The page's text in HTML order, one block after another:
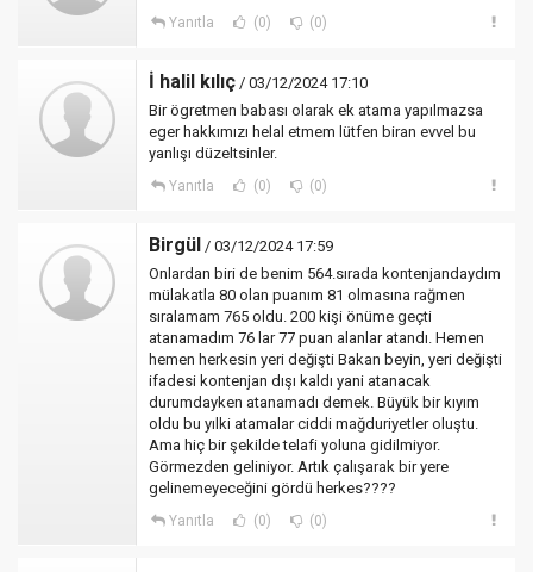
Yanıtla (0) (0)
İ halil kılıç / 03/12/2024 17:10
Bir ögretmen babası olarak ek atama yapılmazsa
eger hakkımızı helal etmem lütfen biran evvel bu
yanlışı düzeltsinler.
Yanıtla (0) (0)
Birgül / 03/12/2024 17:59
Onlardan biri de benim 564.sırada kontenjandaydım
mülakatla 80 olan puanım 81 olmasına rağmen
sıralamam 765 oldu. 200 kişi önüme geçti
atanamadım 76 lar 77 puan alanlar atandı. Hemen
hemen herkesin yeri değişti Bakan beyin, yeri değişti
ifadesi kontenjan dışı kaldı yani atanacak
durumdayken atanamadı demek. Büyük bir kıyım
oldu bu yılki atamalar ciddi mağduriyetler oluştu.
Ama hiç bir şekilde telafi yoluna gidilmiyor.
Görmezden geliniyor. Artık çalışarak bir yere
gelinemeyeceğini gördü herkes????
Yanıtla (0) (0)